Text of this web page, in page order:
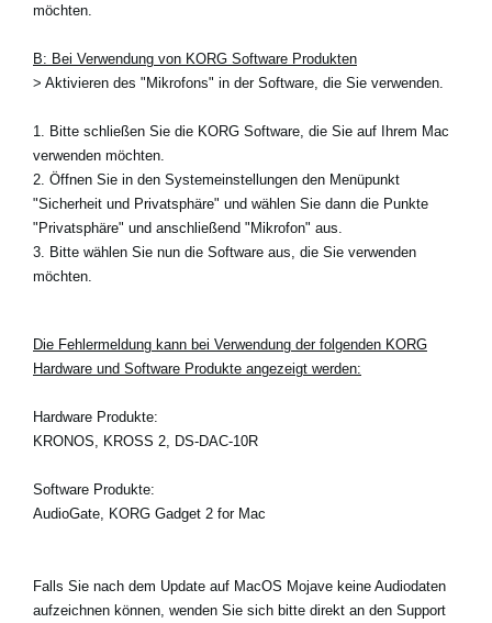
möchten.
B: Bei Verwendung von KORG Software Produkten
> Aktivieren des "Mikrofons" in der Software, die Sie verwenden.
1. Bitte schließen Sie die KORG Software, die Sie auf Ihrem Mac
verwenden möchten.
2. Öffnen Sie in den Systemeinstellungen den Menüpunkt
"Sicherheit und Privatsphäre" und wählen Sie dann die Punkte
"Privatsphäre" und anschließend "Mikrofon" aus.
3. Bitte wählen Sie nun die Software aus, die Sie verwenden
möchten.
Die Fehlermeldung kann bei Verwendung der folgenden KORG
Hardware und Software Produkte angezeigt werden:
Hardware Produkte:
KRONOS, KROSS 2, DS-DAC-10R
Software Produkte:
AudioGate, KORG Gadget 2 for Mac
Falls Sie nach dem Update auf MacOS Mojave keine Audiodaten
aufzeichnen können, wenden Sie sich bitte direkt an den Support